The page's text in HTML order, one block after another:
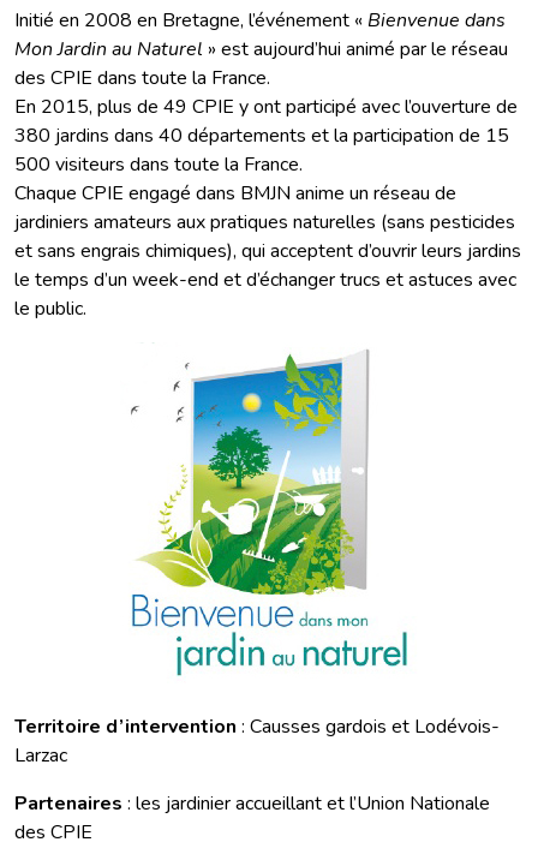
Initié en 2008 en Bretagne, l’événement « Bienvenue dans
Mon Jardin au Naturel » est aujourd’hui animé par le réseau
des CPIE dans toute la France.
En 2015, plus de 49 CPIE y ont participé avec l’ouverture de
380 jardins dans 40 départements et la participation de 15
500 visiteurs dans toute la France.
Chaque CPIE engagé dans BMJN anime un réseau de
jardiniers amateurs aux pratiques naturelles (sans pesticides
et sans engrais chimiques), qui acceptent d’ouvrir leurs jardins
le temps d’un week-end et d’échanger trucs et astuces avec
le public.
Territoire d’intervention : Causses gardois et Lodévois-
Larzac
Partenaires : les jardinier accueillant et l’Union Nationale
des CPIE